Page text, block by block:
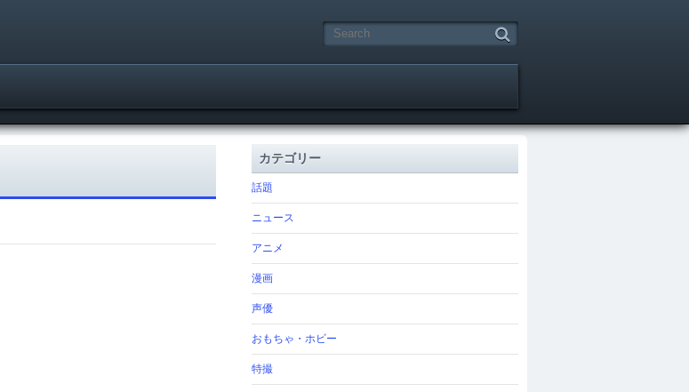
カテゴリー
話題
ニュース
アニメ
漫画
声優
おもちゃ・ホビー
特撮